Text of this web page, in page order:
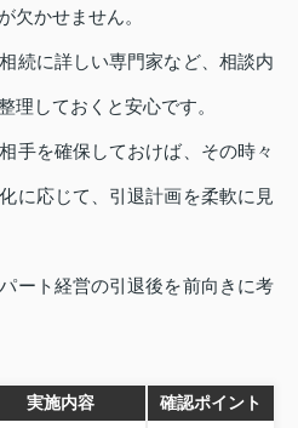
欠かせません。
続に詳しい専門家など、相談内
理しておくと安心です。
手を確保しておけば、その時々
に応じて、引退計画を柔軟に見
ート経営の引退後を前向きに考
実施内容 確認ポイント